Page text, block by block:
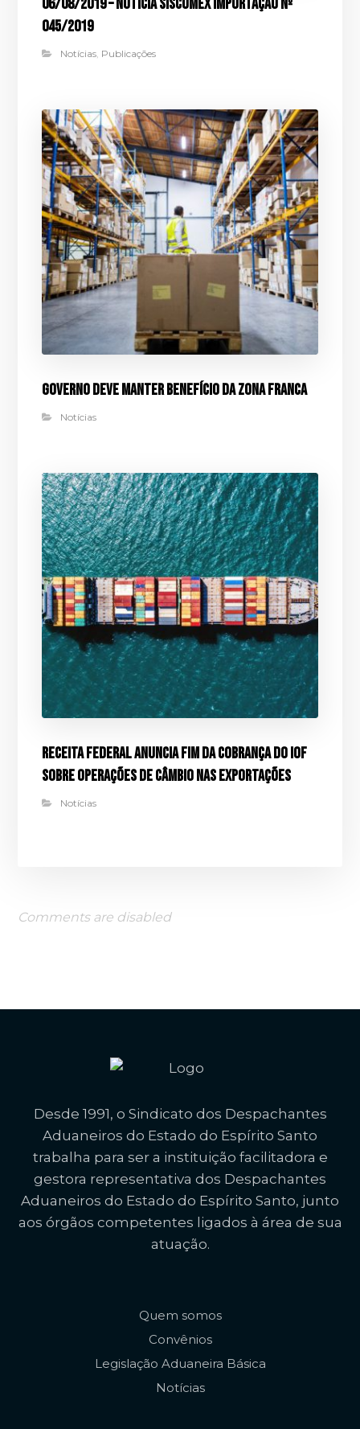
045/2019
Notícias Publicações
Governo deve manter benefício da Zona Franca
Notícias
Receita Federal anuncia fim da cobrança do IOF
sobre operações de câmbio nas exportações
Notícias
Comments are disabled
Desde 1991, o Sindicato dos Despachantes
Aduaneiros do Estado do Espírito Santo
trabalha para ser a instituição facilitadora e
gestora representativa dos Despachantes
Aduaneiros do Estado do Espírito Santo, junto
aos órgãos competentes ligados à área de sua
atuação.
Quem somos
Convênios
Legislação Aduaneira Básica
Notícias